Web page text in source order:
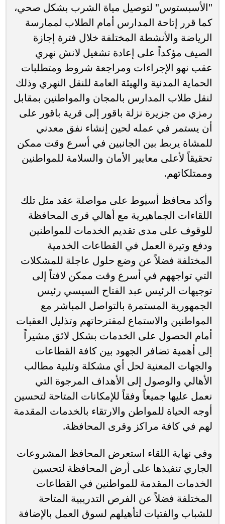
"الأسبستوس" لتوصيل مياة الشرب بشكل صحي،
كما قرر إتاحة المدارس أمام الطلاب لممارسة
الرياضة والأنشطة المختلفة خلال فترة إجازة
الصيف مؤكداً على إعادة تشغيل لانش نهري
عقب نهو الإجراءات ومراجعة شروط ومتطلبات
الحماية المدنية والهيئة العامة للنقل النهري وذلك
لنقل طلاب المدارس بالمجان والمواطنين بمقابل
رمزي من جزيرة نزلة باقور إلى قرية باقور على
أن يستمر في عمله لحين إنشاء نفق معدني
للمشاة يربط بين الجانبين في أسرع وقت ممكن
تحقيقاً لأعلى معايير الأمان والسلامة للمواطنين
وممتلكاتهم.
وأكد محافظ أسيوط على مواصلة عقد مثل تلك
اللقاءات الجماهيرية مع أهالي قرى المحافظة
للوقوف على مدى تقديم الخدمات للمواطنين
ودفع وتيرة العمل في القطاعات الخدمية
المختلفة فضلاً عن وضع حلول عاجلة للمشكلات
التي تواجههم في أسرع وقت ممكن لافتاً إلى
توجيهات الرئيس عبد الفتاح السيسي رئيس
الجمهورية المستمرة بالتواصل المباشر مع
المواطنين والاستماع لمقترحاتهم وتذليل العقبات
أمام الحصول على الخدمات بشكل لائق مشيراً
إلى أهمية تضافر الجهود بين كافة القطاعات
والجهات المعنية لحل أي مشكلة وتلبية مطالب
الأهالي والوصول إلى الأهداف المرجوة التي
نعمل عليها جميعاً وفقاً للإمكانات المتاحة لتحسين
أوجه الحياة للمواطن والارتقاء بالخدمات المقدمة
لهم في كافة مراكز وقرى المحافظة.
وفي نهاية اللقاء استعرض المحافظ المشروعات
الجاري تنفيذها على أرض المحافظة لتحسين
الخدمات المقدمة للمواطنين في القطاعات
المختلفة فضلاً عن الفرص التدريبية المتاحة
للشباب والفتيات لتأهيلهم لسوق العمل بالإضافة